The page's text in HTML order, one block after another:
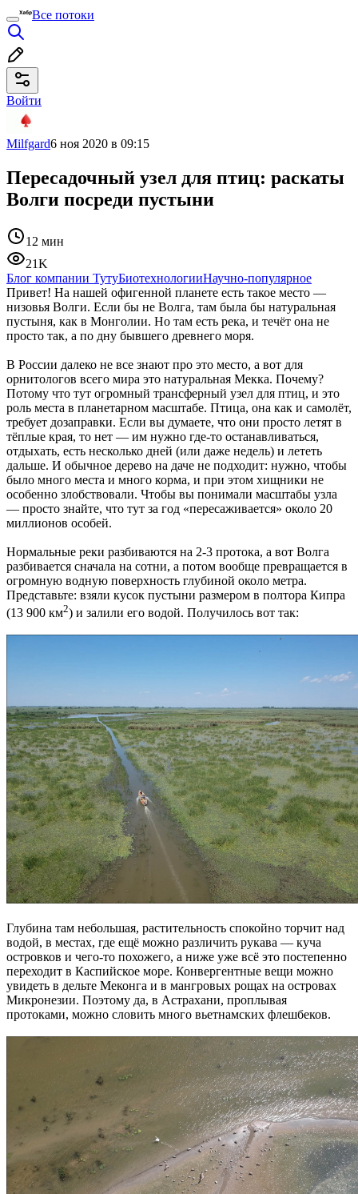
Все потоки
Войти
Milfgard6 ноя 2020 в 09:15
Пересадочный узел для птиц: раскаты
Волги посреди пустыни
12 мин
21K
Блог компании ТутуБиотехнологииНаучно-популярное
Привет! На нашей офигенной планете есть такое место —
низовья Волги. Если бы не Волга, там была бы натуральная
пустыня, как в Монголии. Но там есть река, и течёт она не
просто так, а по дну бывшего древнего моря.
В России далеко не все знают про это место, а вот для
орнитологов всего мира это натуральная Мекка. Почему?
Потому что тут огромный трансферный узел для птиц, и это
роль места в планетарном масштабе. Птица, она как и самолёт,
требует дозаправки. Если вы думаете, что они просто летят в
тёплые края, то нет — им нужно где-то останавливаться,
отдыхать, есть несколько дней (или даже недель) и лететь
дальше. И обычное дерево на даче не подходит: нужно, чтобы
было много места и много корма, и при этом хищники не
особенно злобствовали. Чтобы вы понимали масштабы узла
— просто знайте, что тут за год «пересаживается» около 20
миллионов особей.
Нормальные реки разбиваются на 2-3 протока, а вот Волга
разбивается сначала на сотни, а потом вообще превращается в
огромную водную поверхность глубиной около метра.
Представьте: взяли кусок пустыни размером в полтора Кипра
(13 900 км2) и залили его водой. Получилось вот так:
Глубина там небольшая, растительность спокойно торчит над
водой, в местах, где ещё можно различить рукава — куча
островков и чего-то похожего, а ниже уже всё это постепенно
переходит в Каспийское море. Конвергентные вещи можно
увидеть в дельте Меконга и в мангровых рощах на островах
Микронезии. Поэтому да, в Астрахани, проплывая
протоками, можно словить много вьетнамских флешбеков.